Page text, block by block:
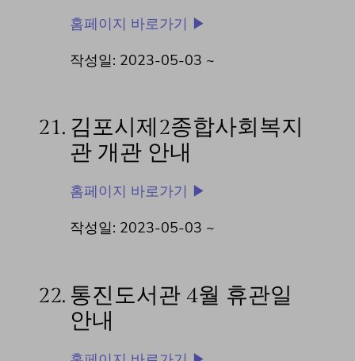
홈페이지 바로가기 ▶
작성일: 2023-05-03 ~
21. 김포시제2종합사회복지
관 개관 안내
홈페이지 바로가기 ▶
작성일: 2023-05-03 ~
22. 통진도서관 4월 휴관일
안내